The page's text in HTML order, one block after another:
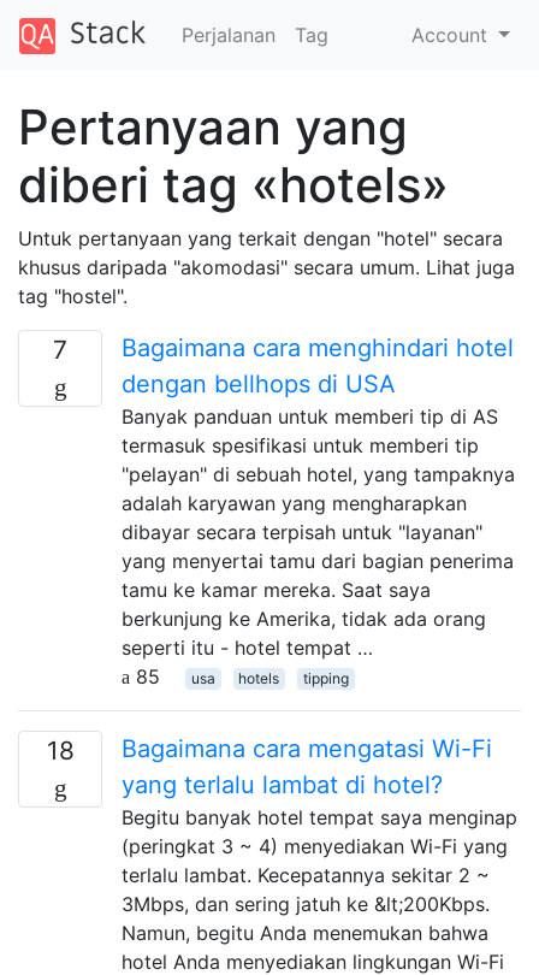
Perjalanan Tag Account
Pertanyaan yang
diberi tag «hotels»
Untuk pertanyaan yang terkait dengan "hotel" secara
khusus daripada "akomodasi" secara umum. Lihat juga
tag "hostel".
7
Bagaimana cara menghindari hotel
dengan bellhops di USA
Banyak panduan untuk memberi tip di AS
termasuk spesifikasi untuk memberi tip
"pelayan" di sebuah hotel, yang tampaknya
adalah karyawan yang mengharapkan
dibayar secara terpisah untuk "layanan"
yang menyertai tamu dari bagian penerima
tamu ke kamar mereka. Saat saya
berkunjung ke Amerika, tidak ada orang
seperti itu - hotel tempat …
85
usa hotels tipping
18
Bagaimana cara mengatasi Wi-Fi
yang terlalu lambat di hotel?
Begitu banyak hotel tempat saya menginap
(peringkat 3 ~ 4) menyediakan Wi-Fi yang
terlalu lambat. Kecepatannya sekitar 2 ~
3Mbps, dan sering jatuh ke &lt;200Kbps.
Namun, begitu Anda menemukan bahwa
hotel Anda menyediakan lingkungan Wi-Fi